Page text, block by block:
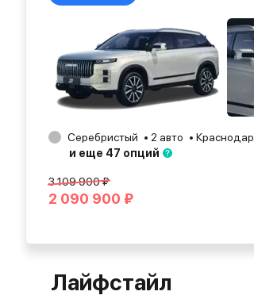
Серебристый 2 авто Краснодар
и еще 47 опций
3 109 900 ₽
2 090 900 ₽
Лайфстайл